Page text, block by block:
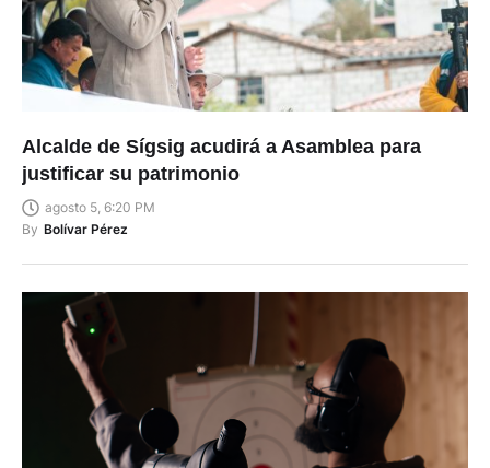
Alcalde de Sígsig acudirá a Asamblea para
justificar su patrimonio
agosto 5, 6:20 PM
By Bolívar Pérez